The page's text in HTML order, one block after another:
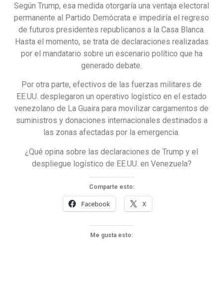
Según Trump, esa medida otorgaría una ventaja electoral
permanente al Partido Demócrata e impediría el regreso
de futuros presidentes republicanos a la Casa Blanca.
Hasta el momento, se trata de declaraciones realizadas
por el mandatario sobre un escenario político que ha
generado debate.
Por otra parte, efectivos de las fuerzas militares de
EE.UU. desplegaron un operativo logístico en el estado
venezolano de La Guaira para movilizar cargamentos de
suministros y donaciones internacionales destinados a
las zonas afectadas por la emergencia.
¿Qué opina sobre las declaraciones de Trump y el
despliegue logístico de EE.UU. en Venezuela?
Comparte esto:
Facebook X
Me gusta esto: